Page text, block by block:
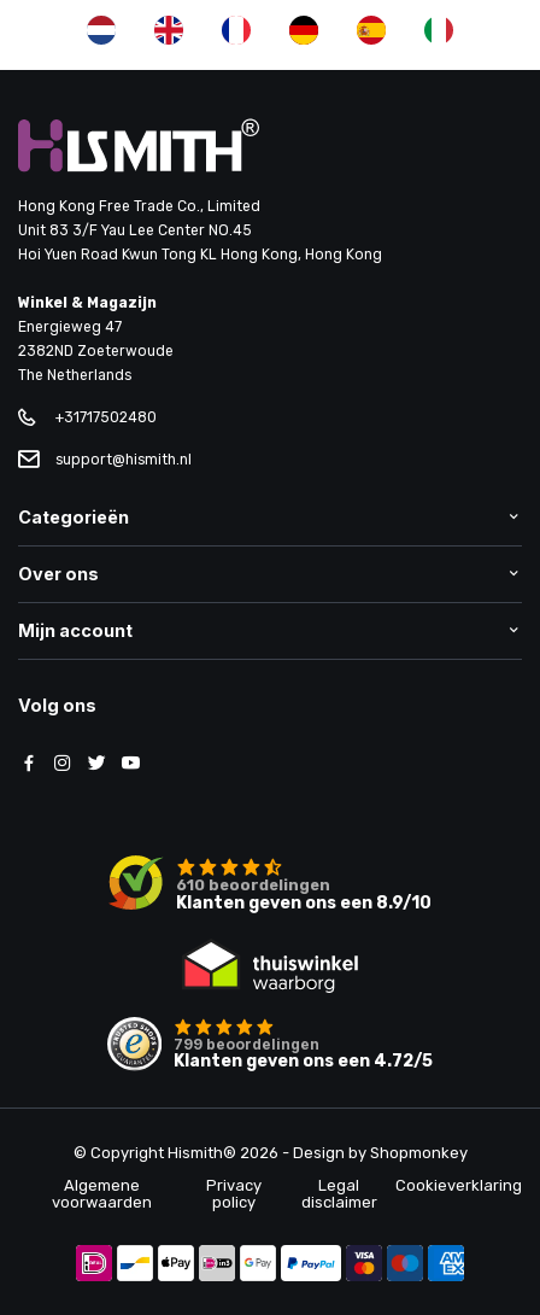
Hong Kong Free Trade Co., Limited
Unit 83 3/F Yau Lee Center NO.45
Hoi Yuen Road Kwun Tong KL Hong Kong, Hong Kong
Winkel & Magazijn
Energieweg 47
2382ND Zoeterwoude
The Netherlands
+31717502480
support@hismith.nl
Categorieën
Over ons
Mijn account
Volg ons
610 beoordelingen
Klanten geven ons een 8.9/10
799beoordelingen
Klanten geven ons een 4.72/5
© Copyright Hismith® 2026 - Design by Shopmonkey
Algemene
voorwaarden
Privacy
policy
Legal
disclaimer
Cookieverklaring